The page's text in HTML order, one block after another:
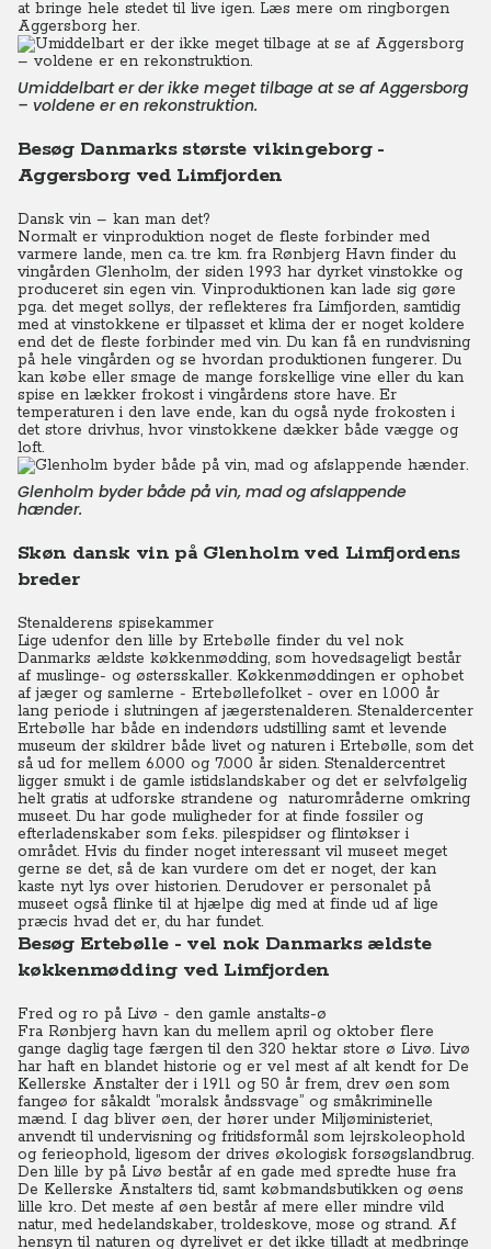
at bringe hele stedet til live igen. Læs mere om ringborgen
Aggersborg her.
Umiddelbart er der ikke meget tilbage at se af Aggersborg
– voldene er en rekonstruktion.
Besøg Danmarks største vikingeborg -
Aggersborg ved Limfjorden
Dansk vin – kan man det?
Normalt er vinproduktion noget de fleste forbinder med
varmere lande, men ca. tre km. fra Rønbjerg Havn finder du
vingården Glenholm, der siden 1993 har dyrket vinstokke og
produceret sin egen vin. Vinproduktionen kan lade sig gøre
pga. det meget sollys, der reflekteres fra Limfjorden, samtidig
med at vinstokkene er tilpasset et klima der er noget koldere
end det de fleste forbinder med vin. Du kan få en rundvisning
på hele vingården og se hvordan produktionen fungerer. Du
kan købe eller smage de mange forskellige vine eller du kan
spise en lækker frokost i vingårdens store have. Er
temperaturen i den lave ende, kan du også nyde frokosten i
det store drivhus, hvor vinstokkene dækker både vægge og
loft.
Glenholm byder både på vin, mad og afslappende
hænder.
Skøn dansk vin på Glenholm ved Limfjordens
breder
Stenalderens spisekammer
Lige udenfor den lille by Ertebølle finder du vel nok
Danmarks ældste køkkenmødding, som hovedsageligt består
af muslinge- og østersskaller. Køkkenmøddingen er ophobet
af jæger og samlerne - Ertebøllefolket - over en 1.000 år
lang periode i slutningen af jægerstenalderen. Stenaldercenter
Ertebølle har både en indendørs udstilling samt et levende
museum der skildrer både livet og naturen i Ertebølle, som det
så ud for mellem 6.000 og 7.000 år siden. Stenaldercentret
ligger smukt i de gamle istidslandskaber og det er selvfølgelig
helt gratis at udforske strandene og naturområderne omkring
museet. Du har gode muligheder for at finde fossiler og
efterladenskaber som f.eks. pilespidser og flintøkser i
området. Hvis du finder noget interessant vil museet meget
gerne se det, så de kan vurdere om det er noget, der kan
kaste nyt lys over historien. Derudover er personalet på
museet også flinke til at hjælpe dig med at finde ud af lige
præcis hvad det er, du har fundet.
Besøg Ertebølle - vel nok Danmarks ældste
køkkenmødding ved Limfjorden
Fred og ro på Livø - den gamle anstalts-ø
Fra Rønbjerg havn kan du mellem april og oktober flere
gange daglig tage færgen til den 320 hektar store ø Livø. Livø
har haft en blandet historie og er vel mest af alt kendt for De
Kellerske Anstalter der i 1911 og 50 år frem, drev øen som
fangeø for såkaldt ”moralsk åndssvage” og småkriminelle
mænd. I dag bliver øen, der hører under Miljøministeriet,
anvendt til undervisning og fritidsformål som lejrskoleophold
og ferieophold, ligesom der drives økologisk forsøgslandbrug.
Den lille by på Livø består af en gade med spredte huse fra
De Kellerske Anstalters tid, samt købmandsbutikken og øens
lille kro. Det meste af øen består af mere eller mindre vild
natur, med hedelandskaber, troldeskove, mose og strand. Af
hensyn til naturen og dyrelivet er det ikke tilladt at medbringe